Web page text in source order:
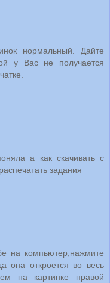
нормальный. Дайте
у Вас не получается
а как скачивать с
задания
на компьютер,нажмите
она откроется во весь
на картинке правой